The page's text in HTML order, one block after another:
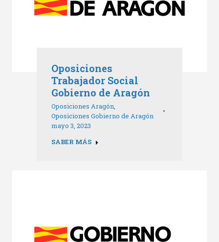
Oposiciones
Trabajador Social
Gobierno de Aragón
Oposiciones Aragón
Oposiciones Gobierno de Aragón
mayo 3, 2023
SABER MÁS